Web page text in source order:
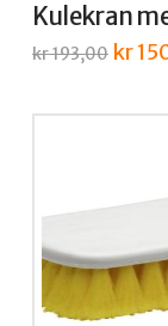
Kulekran
kr193,00
pris
kr